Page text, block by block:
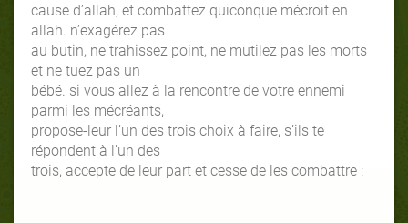
cause d’allah, et combattez quiconque mécroit en
allah. n’exagérez pas
au butin, ne trahissez point, ne mutilez pas les morts
et ne tuez pas un
bébé. si vous allez à la rencontre de votre ennemi
parmi les mécréants,
propose-leur l’un des trois choix à faire, s’ils te
répondent à l’un des
trois, accepte de leur part et cesse de les combattre :